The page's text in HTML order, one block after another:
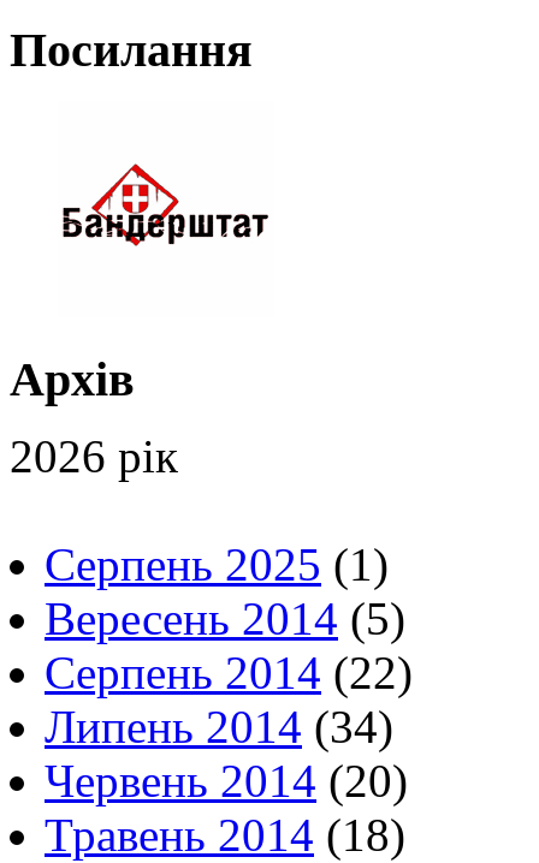
Посилання
Архів
2026 рік
Серпень 2025 (1)
Вересень 2014 (5)
Серпень 2014 (22)
Липень 2014 (34)
Червень 2014 (20)
Травень 2014 (18)